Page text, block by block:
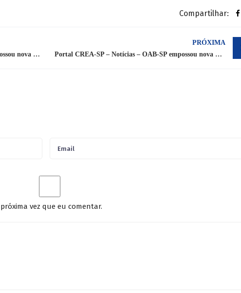
Compartilhar:
Portal CREA-SP – Notícias – OAB-SP empossou nova Diretoria
PRÓXIMA
Portal CREA-SP – Notícias – OAB-SP empossou nova Comissão
vez que eu comentar.